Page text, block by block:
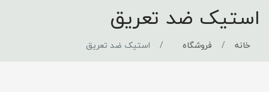
استیک ضد تعریق
خانه فروشگاه استیک ضد تعریق